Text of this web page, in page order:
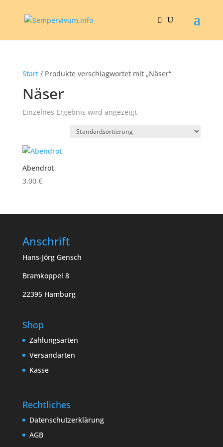
Start/ Produkte verschlagwortet mit „Näser“
Näser
Einzelnes Ergebnis wird angezeigt
Abendrot
3,00 €
Anschrift
Hans-Jörg Gensch
Bramkoppel 8
22395 Hamburg
Shop
Zahlungsarten
Versandarten
Kasse
Rechtliches
Datenschutzerklärung
AGB